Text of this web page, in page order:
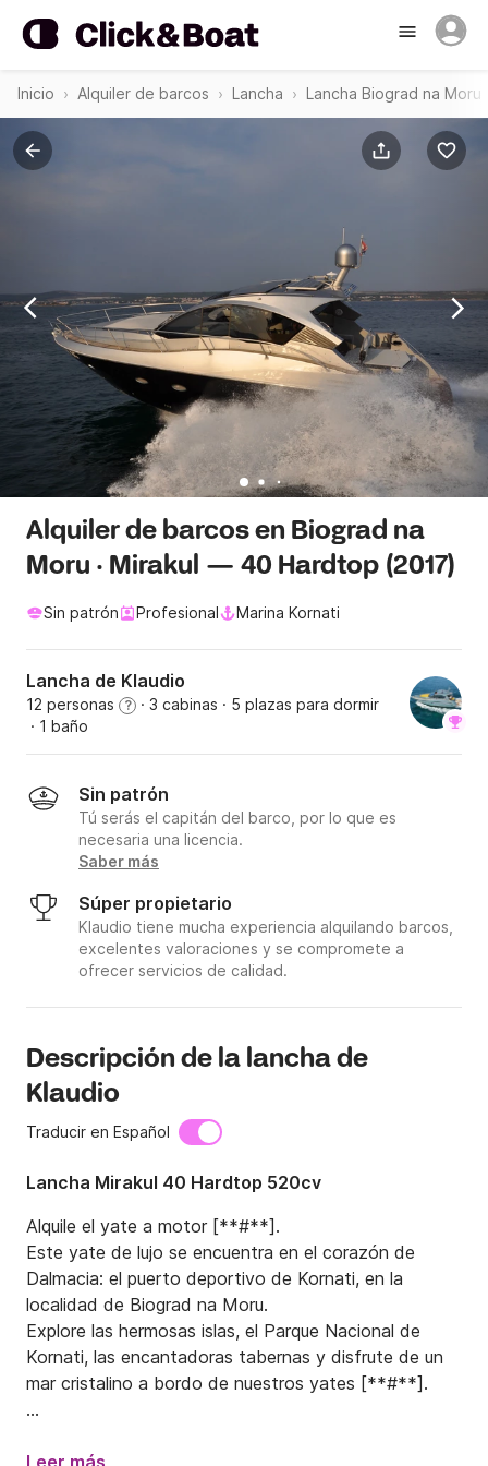
Inicio Alquiler de barcos Lancha Lancha Biograd na Moru
Alquiler de barcos en Biograd na
Moru · Mirakul — 40 Hardtop (2017)
Sin patrón Profesional Marina Kornati
Lancha de Klaudio
12 personas ? · 3 cabinas · 5 plazas para dormir
· 1 baño
Sin patrón
Tú serás el capitán del barco, por lo que es
necesaria una licencia.
Saber más
Súper propietario
Klaudio tiene mucha experiencia alquilando barcos,
excelentes valoraciones y se compromete a
ofrecer servicios de calidad.
Descripción de la lancha de
Klaudio
Traducir en Español
Lancha Mirakul 40 Hardtop 520cv
Alquile el yate a motor [**#**].
Este yate de lujo se encuentra en el corazón de
Dalmacia: el puerto deportivo de Kornati, en la
localidad de Biograd na Moru.
Explore las hermosas islas, el Parque Nacional de
Kornati, las encantadoras tabernas y disfrute de un
mar cristalino a bordo de nuestros yates [**#**].